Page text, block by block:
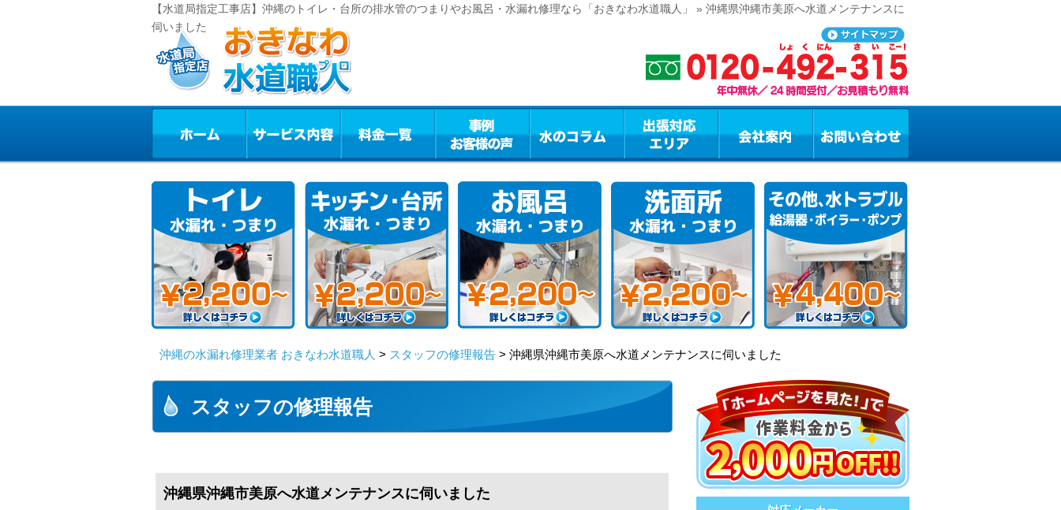
【水道局指定工事店】沖縄のトイレ・台所の排水管のつまりやお風呂・水漏れ修理なら「おきなわ水道職人」 » 沖縄県沖縄市美原へ水道メンテナンスに
伺いました
沖縄の水漏れ修理業者 おきなわ水道職人 > スタッフの修理報告 > 沖縄県沖縄市美原へ水道メンテナンスに伺いました
スタッフの修理報告
沖縄県沖縄市美原へ水道メンテナンスに伺いました